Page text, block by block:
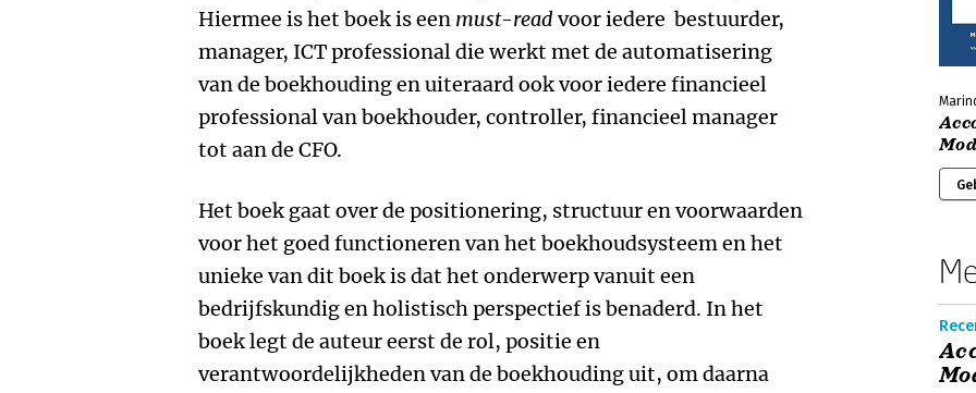
Hiermee is het boek is een must-readvoor iedere bestuurder,
manager, ICT professional die werkt met de automatisering
van de boekhouding en uiteraard ook voor iedere financieel
professional van boekhouder, controller, financieel manager
tot aan de CFO.
Het boek gaat over de positionering, structuur en voorwaarden
voor het goed functioneren van het boekhoudsysteem en het
unieke van dit boek is dat het onderwerp vanuit een
bedrijfskundig en holistisch perspectief is benaderd. In het
boek legt de auteur eerst de rol, positie en
verantwoordelijkheden van de boekhouding uit, om daarna